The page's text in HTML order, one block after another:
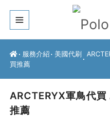
關於我們
服務介紹
常見問題
服務介紹 美國代刷
買推薦
ARCTERYX軍鳥代
推薦